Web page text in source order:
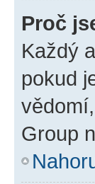
Proč
Každý
pokud
Group